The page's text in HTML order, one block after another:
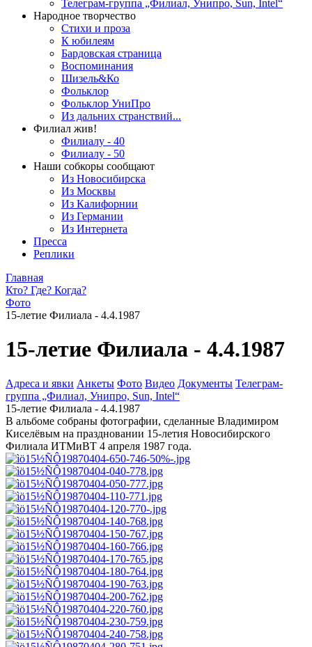
Телеграм-группа „Филиал, Унипро, Sun, Intel“
Народное творчество
Стихи и проза
К юбилеям
Бардовская страница
Воспоминания
Шизель&Ко
Фольклор
Фольклор УниПро
Из дальних странствий...
Филиал жив!
Филиалу - 40
Филиалу - 50
Наши собкоры сообщают
Из Новосибирска
Из Москвы
Из Калифорнии
Из Германии
Из Интернета
Пресса
Реплики
Главная
Кто? Где? Когда?
Фото
15-летие Филиала - 4.4.1987
15-летие Филиала - 4.4.1987
Адреса и явки Анкеты Фото Видео Документы Телеграм-
группа „Филиал, Унипро, Sun, Intel“
15-летие Филиала - 4.4.1987
В альбоме собраны фотографии, сделанные Владимиром
Киселёвым на праздновании 15-летия Новосибирского
Филиала ИТМиВТ 4 апреля 1987 года.